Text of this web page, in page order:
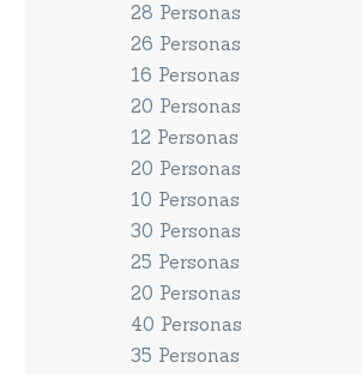
28 Personas
26 Personas
16 Personas
20 Personas
12 Personas
20 Personas
10 Personas
30 Personas
25 Personas
20 Personas
40 Personas
35 Personas